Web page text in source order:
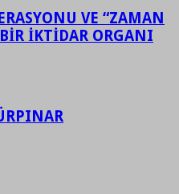
VE “ZAMAN
İKTİDAR ORGANI